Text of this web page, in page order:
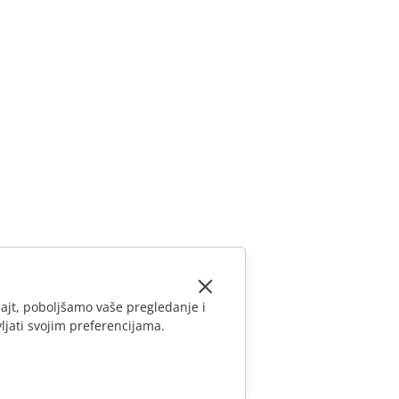
poboljšamo vaše pregledanje i
svojim preferencijama.